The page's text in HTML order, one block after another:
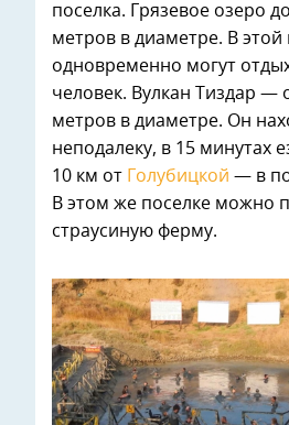
поселка. Грязевое озеро
метров в диаметре. В этой
одновременно могут
человек. Вулкан Тиздар —
метров в диаметре. Он
неподалеку, в 15 минутах
10 км от
Голубицкой — в
В этом же поселке можно
страусиную ферму.